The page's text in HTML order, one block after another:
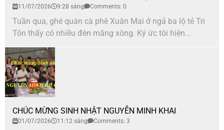
11/07/2026 9:28 sáng Comments: 0
Tuần qua, ghé quán cà phê Xuân Mai ở ngả ba lộ tẻ Tri
Tôn thấy có nhiều đèn măng xông. Ký ức tôi hiện...
CHÚC MỪNG SINH NHẬT NGUYỄN MINH KHAI
01/07/2026 11:12 sáng Comments: 3